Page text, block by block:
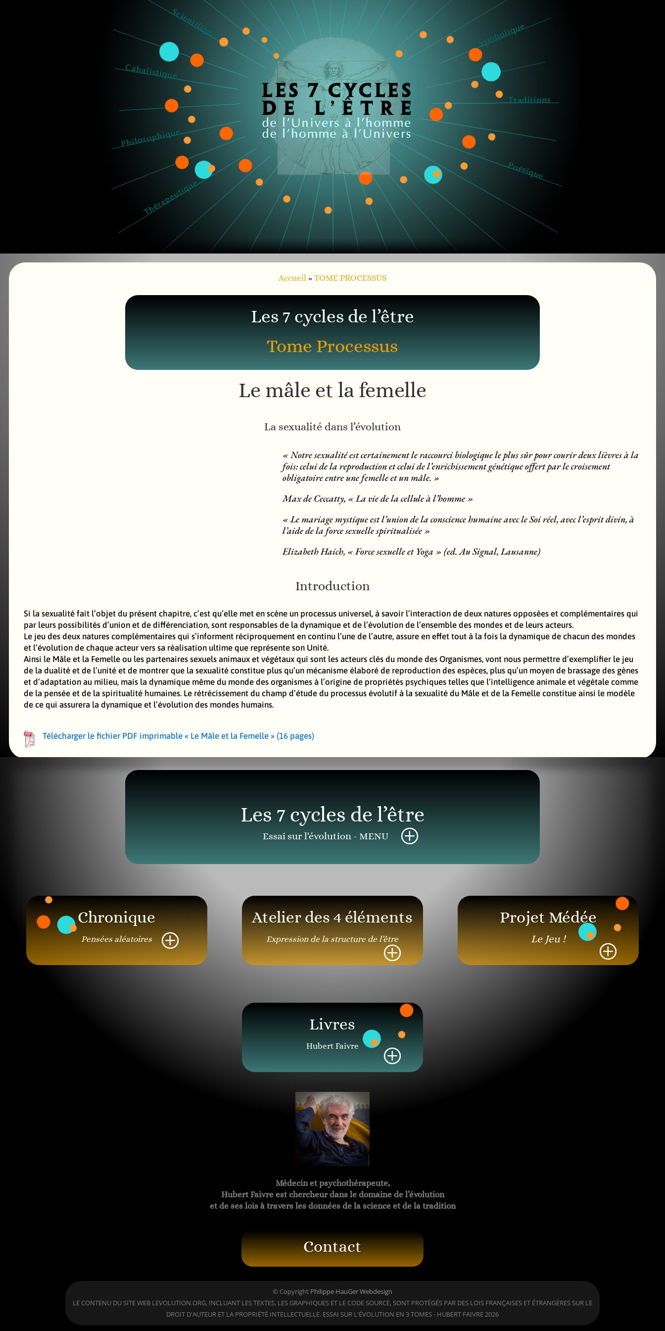
Accueil » TOME PROCESSUS
Les 7 cycles de l’être
Tome Processus
Le mâle et la femelle
La sexualité dans l’évolution
« Notre sexualité est certainement le raccourci biologique le plus sûr pour courir deux lièvres à la
fois: celui de la reproduction et celui de l’enrichissement génétique offert par le croisement
obligatoire entre une femelle et un mâle. »
Max de Ceccatty, « La vie de la cellule à l’homme »
« Le mariage mystique est l’union de la conscience humaine avec le Soi réel, avec l’esprit divin, à
l’aide de la force sexuelle spiritualisée »
Elizabeth Haich, « Force sexuelle et Yoga » (ed. Au Signal, Lausanne)
Introduction
Si la sexualité fait l’objet du présent chapitre, c’est qu’elle met en scène un processus universel, à savoir l’interaction de deux natures opposées et complémentaires qui
par leurs possibilités d’union et de différenciation, sont responsables de la dynamique et de l’évolution de l’ensemble des mondes et de leurs acteurs.
Le jeu des deux natures complémentaires qui s’informent réciproquement en continu l’une de l’autre, assure en effet tout à la fois la dynamique de chacun des mondes
et l’évolution de chaque acteur vers sa réalisation ultime que représente son Unité.
Ainsi le Mâle et la Femelle ou les partenaires sexuels animaux et végétaux qui sont les acteurs clés du monde des Organismes, vont nous permettre d’exemplifier le jeu
de la dualité et de l’unité et de montrer que la sexualité constitue plus qu’un mécanisme élaboré de reproduction des espèces, plus qu’un moyen de brassage des gènes
et d’adaptation au milieu, mais la dynamique même du monde des organismes à l’origine de propriétés psychiques telles que l’intelligence animale et végétale comme
de la pensée et de la spiritualité humaines. Le rétrécissement du champ d’étude du processus évolutif à la sexualité du Mâle et de la Femelle constitue ainsi le modèle
de ce qui assurera la dynamique et l’évolution des mondes humains.
Télécharger le fichier PDF imprimable « Le Mâle et la Femelle » (16 pages)
Les 7 cycles de l’être
Essai sur l'évolution - MENU
Chronique
Pensées aléatoires
Atelier des 4 éléments
Expression de la structure de l’être
Projet Médée
Le Jeu !
Livres
Hubert Faivre
Médecin et psychothérapeute,
Hubert Faivre est chercheur dans le domaine de l’évolution
et de ses lois à travers les données de la science et de la tradition
Contact
© Copyright Philippe HauGer Webdesign
LE CONTENU DU SITE WEB LEVOLUTION.ORG, INCLUANT LES TEXTES, LES GRAPHIQUES ET LE CODE SOURCE, SONT PROTÉGÉS PAR DES LOIS FRANÇAISES ET ÉTRANGÈRES SUR LE
DROIT D'AUTEUR ET LA PROPRIÉTÉ INTELLECTUELLE. ESSAI SUR L'ÉVOLUTION EN 3 TOMES - HUBERT FAIVRE 2026